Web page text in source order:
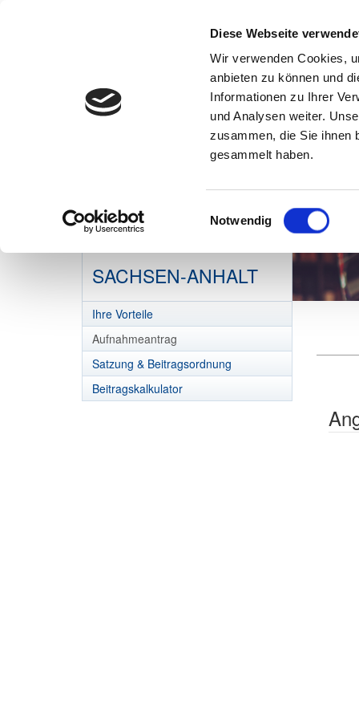
Diese Webseite
Wir verwenden Cookies,
anbieten zu können und
Informationen zu Ihrer
und Analysen weiter.
zusammen, die Sie ihnen
gesammelt haben.
Einwilligungsauswahl
Notwendig
DEHOGA
SACHSEN-ANHALT
Ihre Vorteile
Aufnahmeantrag
Satzung & Beitragsordnung
Beitragskalkulator